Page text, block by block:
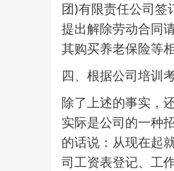
团)有限责任公司签
提出解除劳动合同
其购买养老保险等
四、根据公司培训
除了上述的事实，
实际是公司的一种
的话说：从现在起
司工资表登记、工